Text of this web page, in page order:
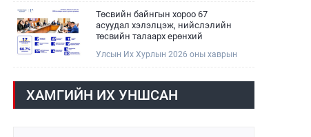
өдрөөс 08 сарын 23-ны өдрийг
дуустал "E-Mongolia" платформоор
дамжуулан цахимаар хүлээн
авна.Хүүхдээ цэцэрлэгт хамруулах
үйлчилгээг авахдаа дараах
Төсвийн байнгын хороо 67
асуудал хэлэлцэж, нийслэлийн
төсвийн талаарх ерөнхий
байгуулсан байна
Улсын Их Хурлын 2026 оны хаврын
мэдүүлсэн хууль, Улсын Их Хурлын
бусад шийдвэрийн төслийг
ХАМГИЙН ИХ УНШСАН